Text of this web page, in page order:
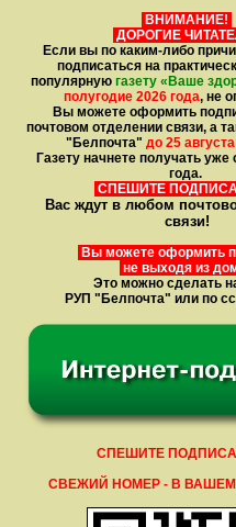
ВНИМАНИЕ!
ДОРОГИЕ
Если вы по каким-либо
подписаться на
популярную газету «Ваше
полугодие 2026 года, не
Вы можете оформить
почтовом отделении связи, а
"Белпочта" до 25
Газету начнете получать уже
года.
СПЕШИТЕ
Вас ждут в любом
связи!
Вы можете оформить
не выходя из
Это можно сделать
РУП "Белпочта" или по
СПЕШИТЕ
СВЕЖИЙ НОМЕР - В